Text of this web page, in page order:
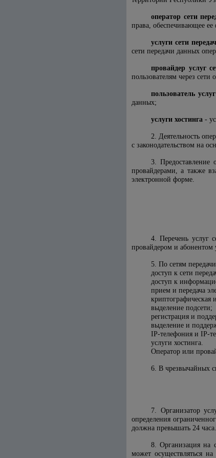
оператор сети
права, обеспечивающее
услуги сети
сети передачи данных
провайдер услуг
пользователям через сети
пользователь
данных;
услуги хостинга -
2. Деятельность
с законодательством на
3. Предоставление
провайдерами, а также
электронной форме.
4. Перечень услуг
провайдером и абонентом
5. По сетям
доступ к сети
доступ к
прием и передача
выделение подсети;
регистрация и
выделение и
IP-телефония и IP-
услуги хостинга.
Оператор или
6. В чрезвычайных
7. Организатор
определения
должна превышать 24 часа.
8. Организация на
может осуществляться